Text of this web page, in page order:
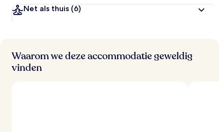
Net als thuis (6)
Waarom we deze accommodatie geweldig
vinden